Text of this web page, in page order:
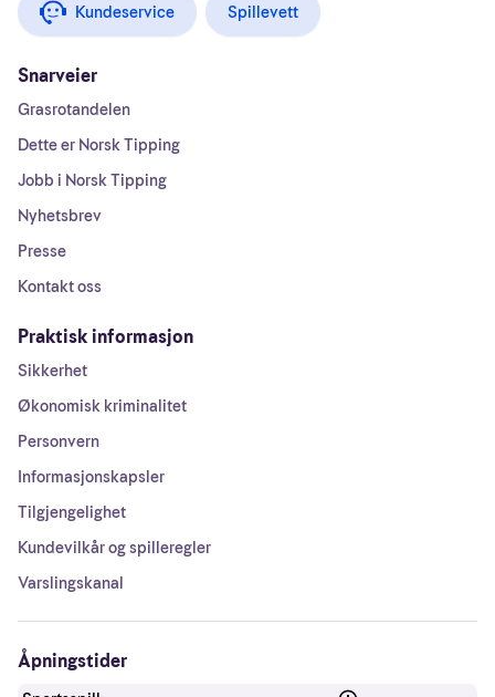
Kundeservice Spillevett
Snarveier
Grasrotandelen
Dette er Norsk Tipping
Jobb i Norsk Tipping
Nyhetsbrev
Presse
Kontakt oss
Praktisk informasjon
Sikkerhet
Økonomisk kriminalitet
Personvern
Informasjonskapsler
Tilgjengelighet
Kundevilkår og spilleregler
Varslingskanal
Åpningstider